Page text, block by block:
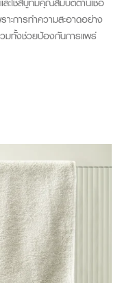
าะการทำความสะอาดอย่าง
มทั้งช่วยป้องกันการแพร่